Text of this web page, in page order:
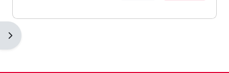
Ouvrir le tiroir des blocs